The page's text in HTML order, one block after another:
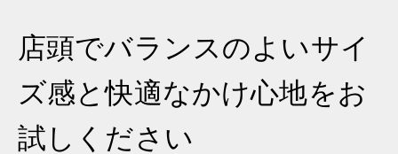
店頭でバランスのよいサイ
ズ感と快適なかけ心地をお
試しください